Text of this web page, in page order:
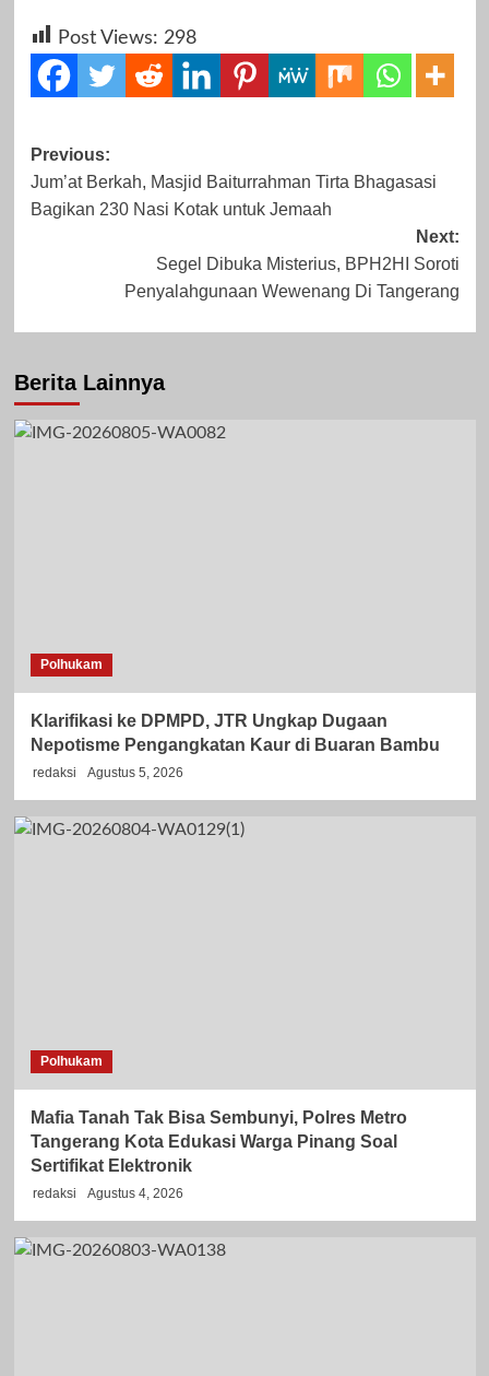
Post Views: 298
Post
navigation
Previous:
Jum’at Berkah, Masjid Baiturrahman Tirta Bhagasasi
Bagikan 230 Nasi Kotak untuk Jemaah
Next:
Segel Dibuka Misterius, BPH2HI Soroti
Penyalahgunaan Wewenang Di Tangerang
Berita Lainnya
Polhukam
Klarifikasi ke DPMPD, JTR Ungkap Dugaan
Nepotisme Pengangkatan Kaur di Buaran Bambu
redaksi Agustus 5, 2026
Polhukam
Mafia Tanah Tak Bisa Sembunyi, Polres Metro
Tangerang Kota Edukasi Warga Pinang Soal
Sertifikat Elektronik
redaksi Agustus 4, 2026